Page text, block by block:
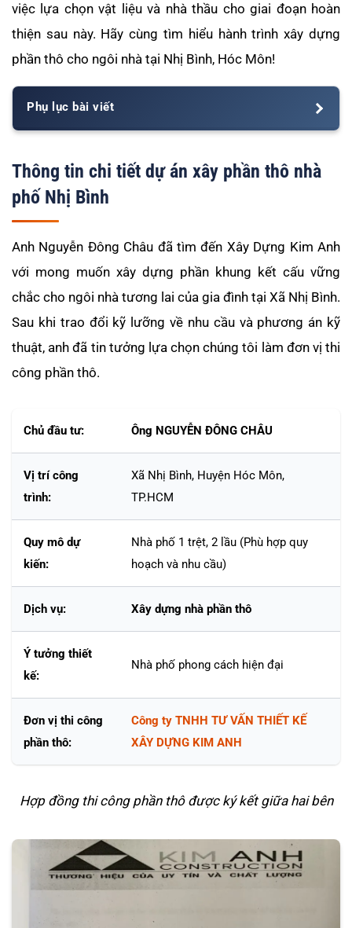
việc lựa chọn vật liệu và nhà thầu cho giai đoạn hoàn
thiện sau này. Hãy cùng tìm hiểu hành trình xây dựng
phần thô cho ngôi nhà tại Nhị Bình, Hóc Môn!
Phụ lục bài viết
Thông tin chi tiết dự án xây phần thô nhà
phố Nhị Bình
Anh Nguyễn Đông Châu đã tìm đến Xây Dựng Kim Anh
với mong muốn xây dựng phần khung kết cấu vững
chắc cho ngôi nhà tương lai của gia đình tại Xã Nhị Bình.
Sau khi trao đổi kỹ lưỡng về nhu cầu và phương án kỹ
thuật, anh đã tin tưởng lựa chọn chúng tôi làm đơn vị thi
công phần thô.
Chủ đầu tư: Ông NGUYỄN ĐÔNG CHÂU
Vị trí công
trình:
Xã Nhị Bình, Huyện Hóc Môn,
TP.HCM
Quy mô dự
kiến:
Nhà phố 1 trệt, 2 lầu (Phù hợp quy
hoạch và nhu cầu)
Dịch vụ: Xây dựng nhà phần thô
Ý tưởng thiết
kế:
Nhà phố phong cách hiện đại
Đơn vị thi công
phần thô:
Công ty TNHH TƯ VẤN THIẾT KẾ
XÂY DỰNG KIM ANH
Hợp đồng thi công phần thô được ký kết giữa hai bên